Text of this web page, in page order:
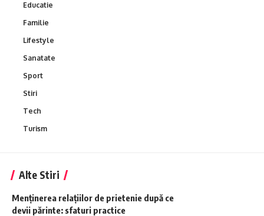
Educatie
Familie
Lifestyle
Sanatate
Sport
Stiri
Tech
Turism
Alte Stiri
Menținerea relațiilor de prietenie după ce
devii părinte: sfaturi practice